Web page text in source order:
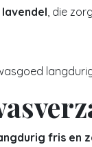
, die
fris en